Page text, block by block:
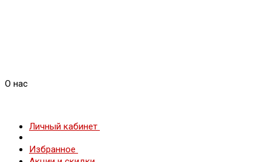
О нас
Личный кабинет
Избранное